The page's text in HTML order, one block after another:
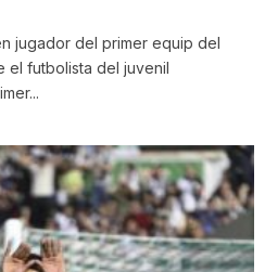
jugador del primer equip del
el futbolista del juvenil